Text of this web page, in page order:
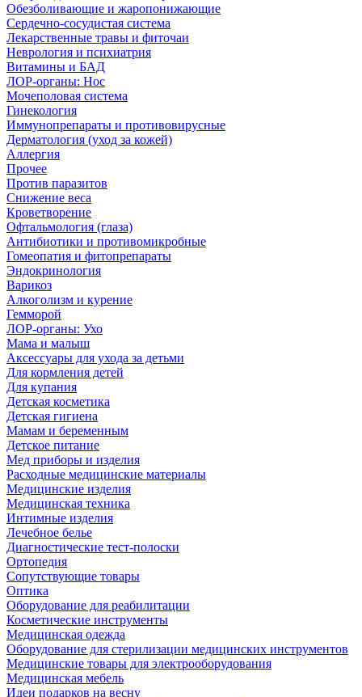
Обезболивающие и жаропонижающие
Сердечно-сосудистая система
Лекарственные травы и фиточаи
Неврология и психиатрия
Витамины и БАД
ЛОР-органы: Нос
Мочеполовая система
Гинекология
Иммунопрепараты и противовирусные
Дерматология (уход за кожей)
Аллергия
Прочее
Против паразитов
Снижение веса
Кроветворение
Офтальмология (глаза)
Антибиотики и противомикробные
Гомеопатия и фитопрепараты
Эндокринология
Варикоз
Алкоголизм и курение
Гемморой
ЛОР-органы: Ухо
Мама и малыш
Аксессуары для ухода за детьми
Для кормления детей
Для купания
Детская косметика
Детская гигиена
Мамам и беременным
Детское питание
Мед приборы и изделия
Расходные медицинские материалы
Медицинские изделия
Медицинская техника
Интимные изделия
Лечебное белье
Диагностические тест-полоски
Ортопедия
Сопутствующие товары
Оптика
Оборудование для реабилитации
Косметические инструменты
Медицинская одежда
Оборудование для стерилизации медицинских инструментов
Медицинские товары для электрооборудования
Медицинская мебель
Идеи подарков на весну